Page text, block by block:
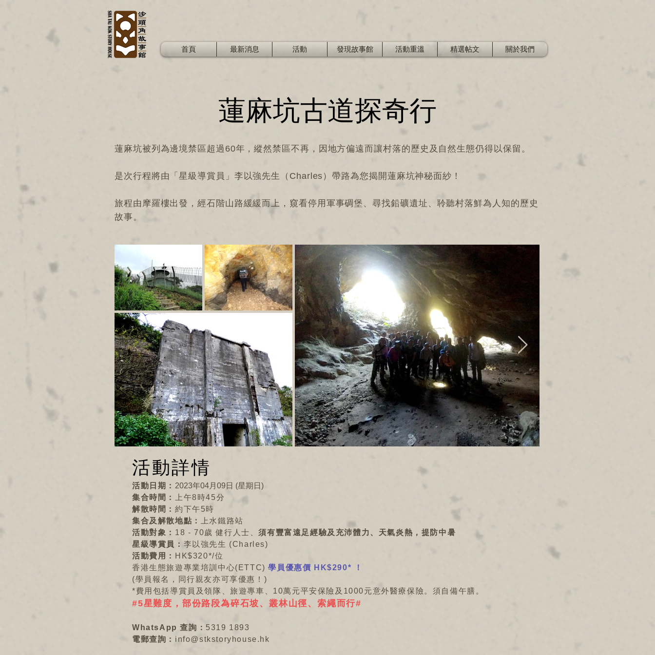
首頁 最新消息 活動 發現故事館 活動重溫 精選帖文 關於我們
蓮麻坑古道探奇行
蓮麻坑被列為邊境禁區超過60年，縱然禁區不再，因地方偏遠而讓村落的歷史及自然生態仍得以保留。
是次行程將由「星級導賞員」李以強先生（Charles）帶路為您揭開蓮麻坑神秘面紗！
旅程由摩羅樓出發，經石階山路緩緩而上，窺看停用軍事碉堡、尋找鉛礦遺址、聆聽村落鮮為人知的歷史
故事。
活動詳情
活動日期： 2023年04月09日 (星期日)
集合時間：
上午8時45分
解散時間： 約下午5時
集合及解散地點：
上水鐵路站
活動對象： 18 - 70歲 健行人士、須有豐富遠足經驗及充沛體力、天氣炎熱，提防中暑
星級導賞員： 李以強先生 (Charles)
活動費用： HK$320*/位
香港生態旅遊專業培訓中心(ETTC)學員優惠價 HK$290* ！
(學員報名，同行親友亦可享優惠！)
*費用包括導賞員及領隊、旅遊專車、10萬元平安保險及1000元意外醫療保險。須自備午膳。
#5星難度，部份路段為碎石坡、叢林山徑、索繩而行#
WhatsApp 查詢： 5319 1893
電郵查詢： info@stkstoryhouse.hk